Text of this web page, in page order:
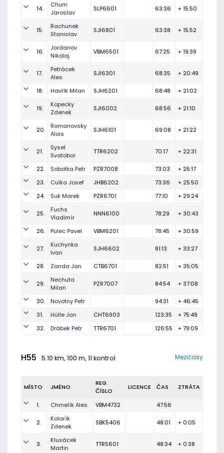
14.
Chum
Jaroslav
SLP6601 63:36 + 15:50
15.
Rachunek
Stanislav
SJI6801 63:38 + 15:52
16.
Jordanov
Nikolaj
VBM6501 67:25 + 19:39
17.
Petrácek
Ales
SJI6301 68:35 + 20:49
18. Havlík Milan SJH6201 68:48 + 21:02
19.
Kopecky
Zdenek
SJI6002 68:56 + 21:10
20.
Romanovsky
Alois
SJH6101 69:08 + 21:22
21.
Sysel
Svatobor
TTR6202 70:17 + 22:31
22. Sobotka Petr PZR7008 73:03
+ 25:17
23.
Culka Josef JHB6202 73:36
+ 25:50
24.
Suk Marek PZR6701 77:10 + 29:24
25.
Fuchs
Vladimír
NNN6100 78:29 + 30:43
26. Pulec Pavel VBM6201 78:45 + 30:59
27.
Kuchynka
Ivan
SJH6602 81:13 + 33:27
28. Zanda Jan CTB6701 82:51 + 35:05
29.
Nechuta
Milan
PZR7007 84:54 + 37:08
30. Novotny Petr 94:31
+ 46:45
31.
Hülle Jan CHT6903 123:35
+ 75:49
32.
Drábek Petr TTR6701 126:55 + 79:09
H55 5.10 km, 100 m, 11 kontrol Mezičasy
MÍSTO JMÉNO
REG.
ČÍSLO
LICENCE ČAS ZTRÁTA
1. Chmelík Ales VBM4732 47:56
2.
Kolarík
Zdenek
SBK5406 48:01 + 0:05
3.
Klusácek
Martin
TTR5601 48:34 + 0:38